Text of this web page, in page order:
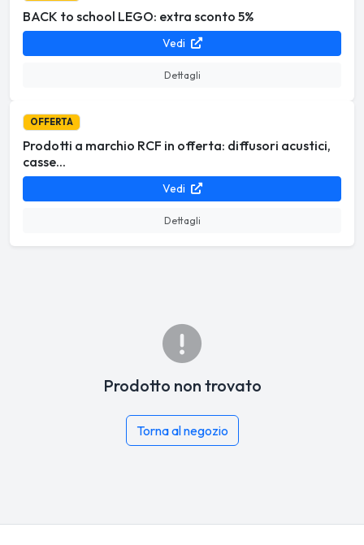
BACK to school LEGO: extra sconto 5%
Vedi
Dettagli
OFFERTA
Prodotti a marchio RCF in offerta: diffusori acustici,
casse...
Vedi
Dettagli
Prodotto non trovato
Torna al negozio